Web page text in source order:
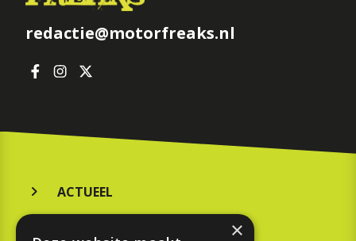
redactie@motorfreaks.nl
ACTUEEL
×